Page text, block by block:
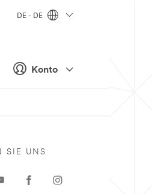
Konto
DE - DE
SIE UNS